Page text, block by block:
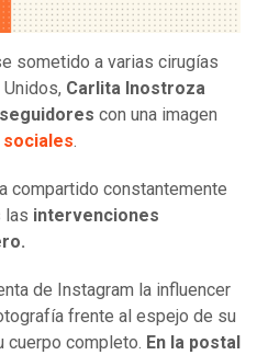
sometido a varias cirugías
Carlita Inostroza
con una imagen
.
compartido constantemente
las intervenciones
de Instagram la influencer
frente al espejo de su
cuerpo completo. En la postal